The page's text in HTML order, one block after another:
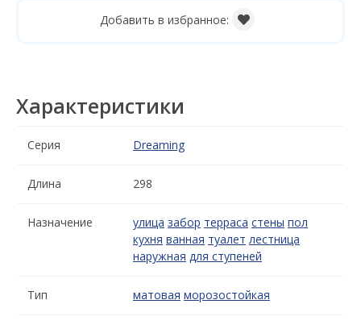
Добавить в избранное:
Характеристики
Серия Dreaming
Длина 298
Назначение улица забор терраса стены пол
кухня ванная туалет лестница
наружная для ступеней
Тип матовая морозостойкая